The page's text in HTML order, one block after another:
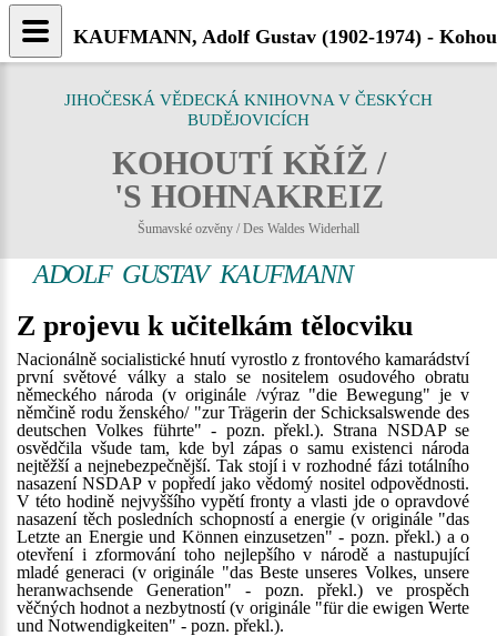
JIHOČESKÁ VĚDECKÁ KNIHOVNA V ČESKÝCH
BUDĚJOVICÍCH
KOHOUTÍ KŘÍŽ /
'S HOHNAKREIZ
Šumavské ozvěny / Des Waldes Widerhall
ADOLF GUSTAV KAUFMANN
Z projevu k učitelkám tělocviku
Nacionálně socialistické hnutí vyrostlo z frontového kamarádství
první světové války a stalo se nositelem osudového obratu
německého národa (v originále /výraz "die Bewegung" je v
němčině rodu ženského/ "zur Trägerin der Schicksalswende des
deutschen Volkes führte" - pozn. překl.). Strana NSDAP se
osvědčila všude tam, kde byl zápas o samu existenci národa
nejtěžší a nejnebezpečnější. Tak stojí i v rozhodné fázi totálního
nasazení NSDAP v popředí jako vědomý nositel odpovědnosti.
V této hodině nejvyššího vypětí fronty a vlasti jde o opravdové
nasazení těch posledních schopností a energie (v originále "das
Letzte an Energie und Können einzusetzen" - pozn. překl.) a o
otevření i zformování toho nejlepšího v národě a nastupující
mladé generaci (v originále "das Beste unseres Volkes, unsere
heranwachsende Generation" - pozn. překl.) ve prospěch
věčných hodnot a nezbytností (v originále "für die ewigen Werte
und Notwendigkeiten" - pozn. překl.).
KAUFMANN, Adolf Gustav (1902-1974) -